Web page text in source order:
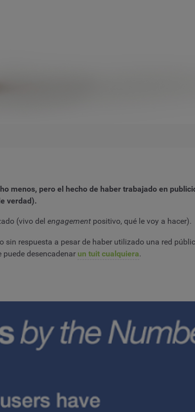
menos, pero el hecho de haber trabajado en
verdad).
(vivo del engagement positivo, qué le voy a hacer).
respuesta a pesar de haber utilizado una red
desencadenar un tuit cualquiera.